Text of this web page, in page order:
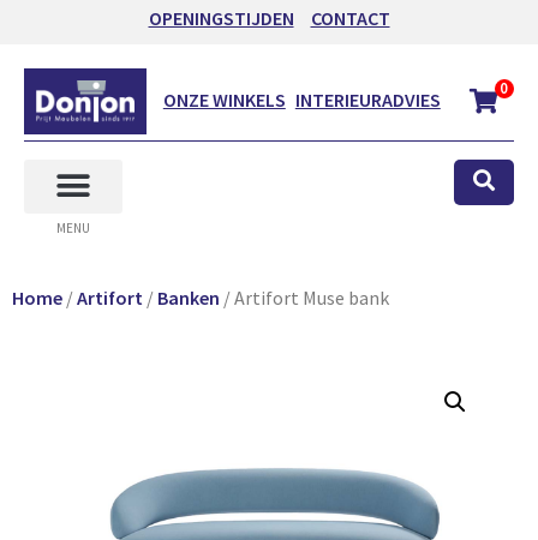
OPENINGSTIJDEN CONTACT
ONZE WINKELS INTERIEURADVIES 0
MENU
Home /Artifort / Banken / Artifort Muse bank